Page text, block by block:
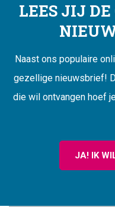
LEES JIJ
Naast ons populaire
gezellige nieuwsbrief!
die wil ontvangen hoef
JA! IK